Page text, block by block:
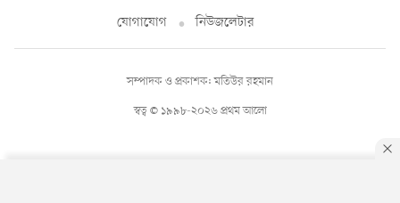
যোগাযোগ
নিউজলেটার
স্বত্ব © ১৯৯৮-২০২৬ প্রথম আলো
সম্পাদক ও প্রকাশক: মতিউর রহমান